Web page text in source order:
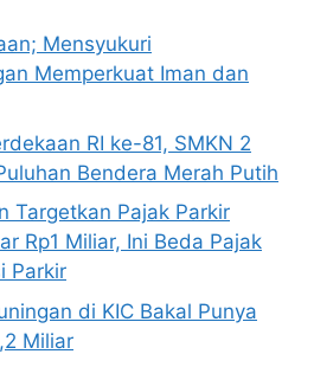
Mensyukuri
Memperkuat Iman dan
RI ke-81, SMKN 2
Bendera Merah Putih
Targetkan Pajak Parkir
Rp1 Miliar, Ini Beda Pajak
Parkir
di KIC Bakal Punya
Miliar